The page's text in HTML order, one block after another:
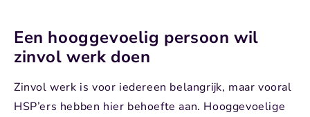
Een hooggevoelig persoon wil
zinvol werk doen
Zinvol werk is voor iedereen belangrijk, maar vooral
HSP’ers hebben hier behoefte aan. Hooggevoelige